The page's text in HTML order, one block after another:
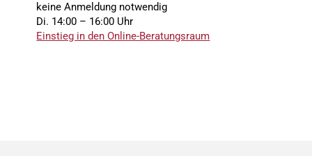
keine Anmeldung notwendig
Di. 14:00 – 16:00 Uhr
Einstieg in den Online-Beratungsraum